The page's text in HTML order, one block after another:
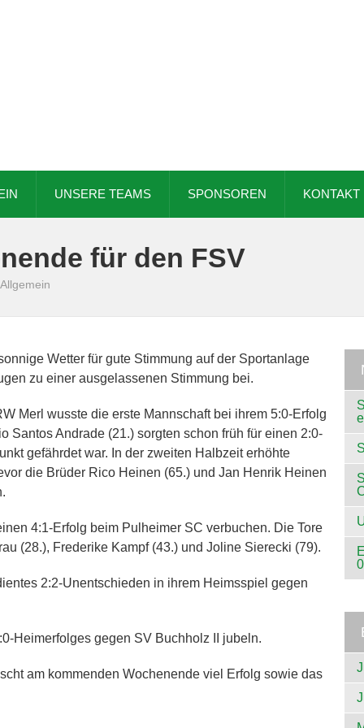
UNSERE TEAMS SPONSOREN KONTAKT
für den FSV
Allgemein
Wetter für gute Stimmung auf der Sportanlage
zu einer ausgelassenen Stimmung bei.
Merl wusste die erste Mannschaft bei ihrem 5:0-Erfolg
Santos Andrade (21.) sorgten schon früh für einen 2:0-
gefährdet war. In der zweiten Halbzeit erhöhte
die Brüder Rico Heinen (65.) und Jan Henrik Heinen
4:1-Erfolg beim Pulheimer SC verbuchen. Die Tore
(28.), Frederike Kampf (43.) und Joline Sierecki (79).
2:2-Unentschieden in ihrem Heimsspiel gegen
Heimerfolges gegen SV Buchholz II jubeln.
am kommenden Wochenende viel Erfolg sowie das